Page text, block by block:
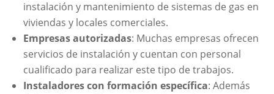
instalación y mantenimiento de sistemas de gas en
viviendas y locales comerciales.
Empresas autorizadas: Muchas empresas ofrecen
servicios de instalación y cuentan con personal
cualificado para realizar este tipo de trabajos.
Instaladores con formación específica: Además